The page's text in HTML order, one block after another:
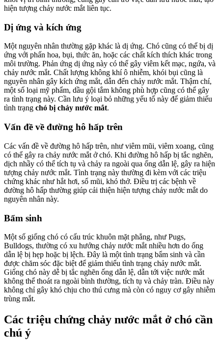
hiện tượng chảy nước mắt liên tục.
Dị ứng và kích ứng
Một nguyên nhân thường gặp khác là dị ứng. Chó cũng có thể bị dị
ứng với phấn hoa, bụi, thức ăn, hoặc các chất kích thích khác trong
môi trường. Phản ứng dị ứng này có thể gây viêm kết mạc, ngứa, và
chảy nước mắt. Chất lượng không khí ô nhiễm, khói bụi cũng là
nguyên nhân gây kích ứng mắt, dẫn đến chảy nước mắt. Thậm chí,
một số loại mỹ phẩm, dầu gội tắm không phù hợp cũng có thể gây
ra tình trạng này. Cần lưu ý loại bỏ những yếu tố này để giảm thiểu
tình trạng chó bị chảy nước mắt.
Vấn đề về đường hô hấp trên
Các vấn đề về đường hô hấp trên, như viêm mũi, viêm xoang, cũng
có thể gây ra chảy nước mắt ở chó. Khi đường hô hấp bị tắc nghẽn,
dịch nhầy có thể tích tụ và chảy ra ngoài qua ống dẫn lệ, gây ra hiện
tượng chảy nước mắt. Tình trạng này thường đi kèm với các triệu
chứng khác như hắt hơi, sổ mũi, khó thở. Điều trị các bệnh về
đường hô hấp thường giúp cải thiện hiện tượng chảy nước mắt do
nguyên nhân này.
Bẩm sinh
Một số giống chó có cấu trúc khuôn mặt phẳng, như Pugs,
Bulldogs, thường có xu hướng chảy nước mắt nhiều hơn do ống
dẫn lệ bị hẹp hoặc bị lệch. Đây là một tình trạng bẩm sinh và cần
được chăm sóc đặc biệt để giảm thiểu tình trạng chảy nước mắt.
Giống chó này dễ bị tắc nghẽn ống dẫn lệ, dẫn tới việc nước mắt
không thể thoát ra ngoài bình thường, tích tụ và chảy tràn. Điều này
không chỉ gây khó chịu cho thú cưng mà còn có nguy cơ gây nhiễm
trùng mắt.
Các triệu chứng chảy nước mắt ở chó cần
chú ý